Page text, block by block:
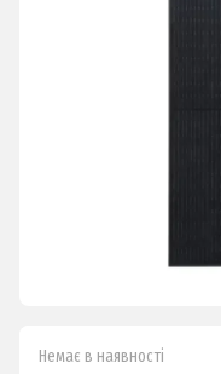
Немає в наявності